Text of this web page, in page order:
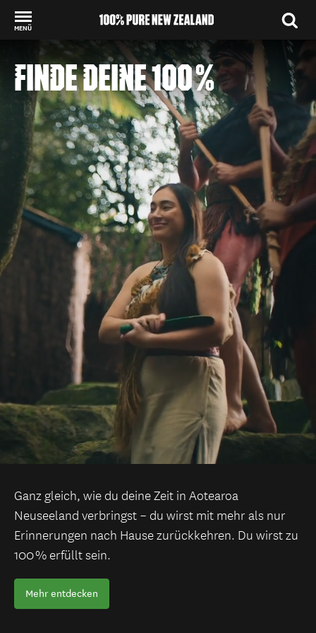
MENÜ
Back to my results
FINDE DEINE 100 %
Ganz gleich, wie du deine Zeit in Aotearoa
Neuseeland verbringst – du wirst mit mehr als nur
Erinnerungen nach Hause zurückkehren. Du wirst zu
100 % erfüllt sein.
Mehr entdecken